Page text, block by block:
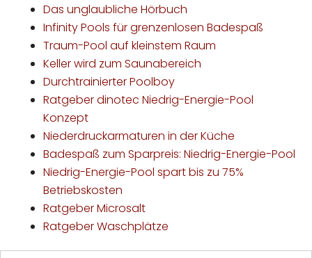
Das unglaubliche Hörbuch
Infinity Pools für grenzenlosen Badespaß
Traum-Pool auf kleinstem Raum
Keller wird zum Saunabereich
Durchtrainierter Poolboy
Ratgeber dinotec Niedrig-Energie-Pool
Konzept
Niederdruckarmaturen in der Küche
Badespaß zum Sparpreis: Niedrig-Energie-Pool
Niedrig-Energie-Pool spart bis zu 75%
Betriebskosten
Ratgeber Microsalt
Ratgeber Waschplätze